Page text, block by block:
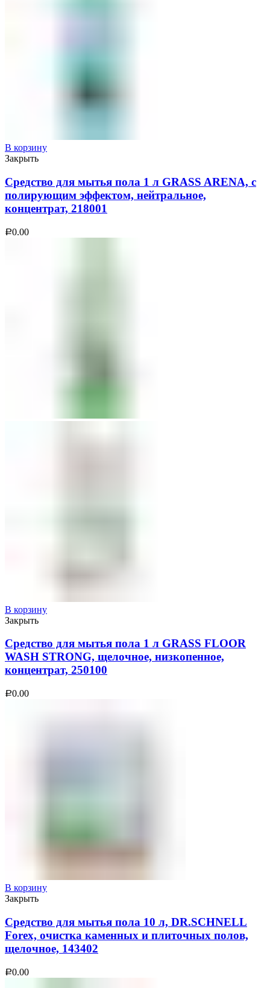
В корзину
Закрыть
Средство для мытья пола 1 л GRASS ARENA, с
полирующим эффектом, нейтральное,
концентрат, 218001
Р0.00
В корзину
Закрыть
Средство для мытья пола 1 л GRASS FLOOR
WASH STRONG, щелочное, низкопенное,
концентрат, 250100
Р0.00
В корзину
Закрыть
Средство для мытья пола 10 л, DR.SCHNELL
Forex, очистка каменных и плиточных полов,
щелочное, 143402
Р0.00